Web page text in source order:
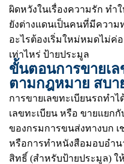
ผิดหวังในเรื่องความรัก ทำ
ยังต่างแดนเป็นคนที่มีความ
อะไรต้องเริ่มใหม่หมดไม่ค่
เท่าไหร่ ป้ายประมูล
ขั้นตอนการขายเ
ตามกฎหมาย สบา
การขายเลขทะเบียนรถทำ
เลขทะเบียน หรือ ขายแยก
ของกรมการขนส่งทางบก
หรือการทำหนังสือมอบอำน
สิทธิ์ (สำหรับป้ายประมูล)